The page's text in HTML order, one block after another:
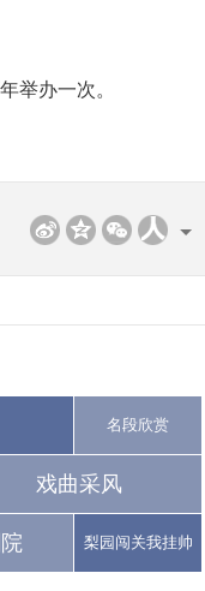
举办一次。
名段欣赏
戏曲采风
梨园闯关我挂帅